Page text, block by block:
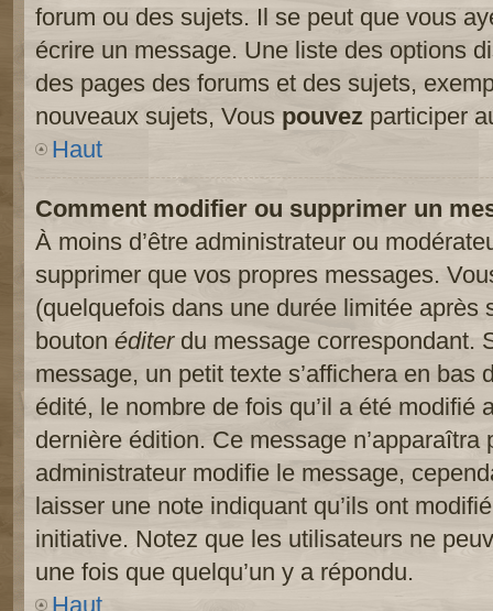
forum ou des sujets. Il se peut que vous
écrire un message. Une liste des options
des pages des forums et des sujets,
nouveaux sujets, Vous pouvez participer
Haut
Comment modifier ou supprimer un
À moins d’être administrateur ou
supprimer que vos propres messages.
(quelquefois dans une durée limitée après
bouton éditerdu message correspondant.
message, un petit texte s’affichera en bas
édité, le nombre de fois qu’il a été modifié
dernière édition. Ce message
administrateur modifie le message,
laisser une note indiquant qu’ils ont
initiative. Notez que les utilisateurs ne
une fois que quelqu’un y a répondu.
Haut